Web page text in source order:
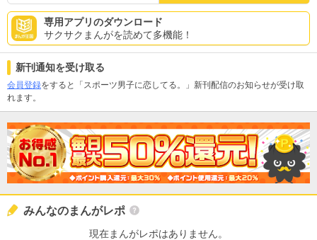
専用アプリのダウンロード
サクサクまんがを読めて多機能！
新刊通知を受け取る
会員登録をすると「スポーツ男子に恋してる。」新刊配信のお知らせが受け取
れます。
みんなのまんがレポ
現在まんがレポはありません。